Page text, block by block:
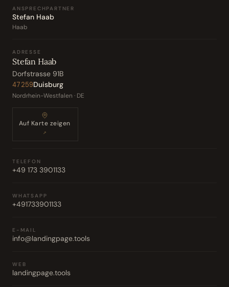
ANSPRECHPARTNER
Stefan Haab
Haab
ADRESSE
Stefan Haab
Dorfstrasse 91B
47259Duisburg
Nordrhein-Westfalen · DE
Auf Karte zeigen
↗
TELEFON
+49 173 3901133
WHATSAPP
+491733901133
E-MAIL
info@landingpage.tools
WEB
landingpage.tools